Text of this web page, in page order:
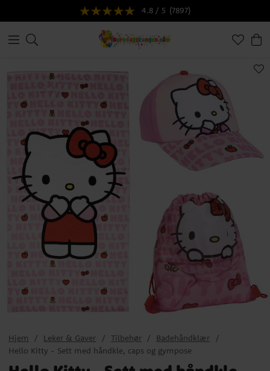
4.8 / 5 (7897)
Hjem Leker & Gaver Tilbehør
Badehåndklær
Hello Kitty - Sett med håndkle, caps og gympose